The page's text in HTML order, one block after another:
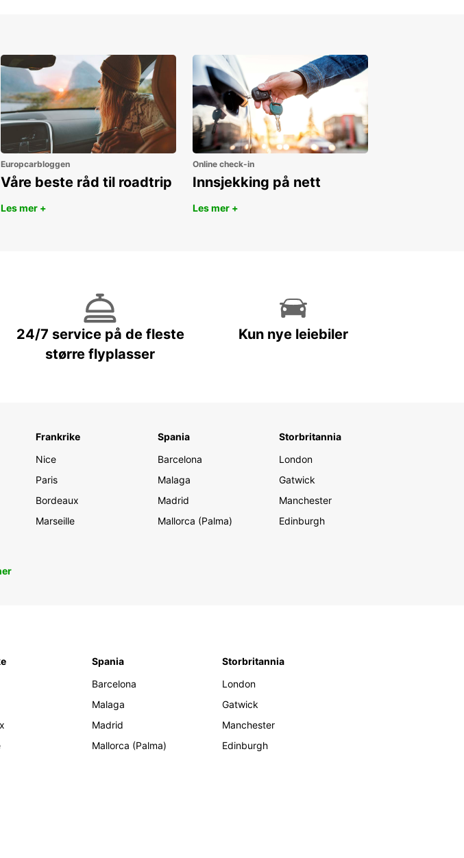
Europcarbloggen
Våre beste råd til roadtrip
Les mer +
Online check-in
Innsjekking på nett
Les mer +
24/7 service på de fleste
større flyplasser
Kun nye leiebiler
Frankrike
Nice
Paris
Bordeaux
Marseille
Spania
Barcelona
Malaga
Madrid
Mallorca (Palma)
Storbritannia
London
Gatwick
Manchester
Edinburgh
Spania
Barcelona
Malaga
Madrid
Mallorca (Palma)
Storbritannia
London
Gatwick
Manchester
Edinburgh